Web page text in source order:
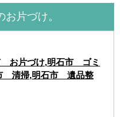
片づけ。
お片づけ,明石市 ゴミ
清掃,明石市 遺品整